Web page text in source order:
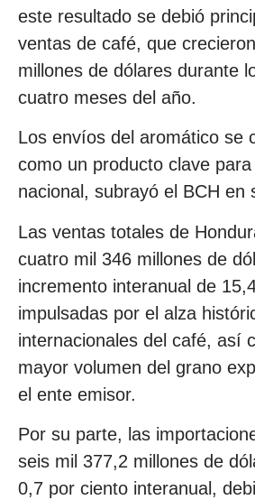
este resultado se debió
ventas de café, que
millones de dólares durante
cuatro meses del año.
Los envíos del aromático se
como un producto clave
nacional, subrayó el BCH en
Las ventas totales de
cuatro mil 346 millones de
incremento interanual de
impulsadas por el alza
internacionales del café, así
mayor volumen del grano
el ente emisor.
Por su parte, las
seis mil 377,2 millones de
0,7 por ciento interanual,